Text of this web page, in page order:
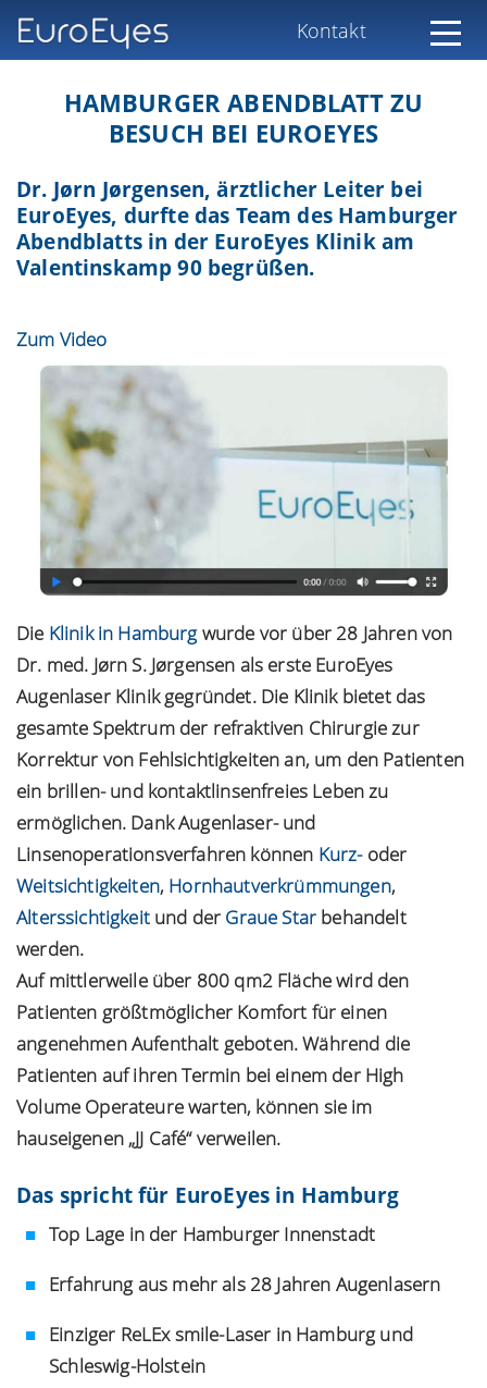
Kontakt
HAMBURGER ABENDBLATT ZU
BESUCH BEI EUROEYES
Dr. Jørn Jørgensen, ärztlicher Leiter bei
EuroEyes, durfte das Team des Hamburger
Abendblatts in der EuroEyes Klinik am
Valentinskamp 90 begrüßen.
Zum Video
Die Klinik in Hamburgwurde vor über 28 Jahren von
Dr. med. Jørn S. Jørgensen als erste EuroEyes
Augenlaser Klinik gegründet. Die Klinik bietet das
gesamte Spektrum der refraktiven Chirurgie zur
Korrektur von Fehlsichtigkeiten an, um den Patienten
ein brillen- und kontaktlinsenfreies Leben zu
ermöglichen. Dank Augenlaser- und
Linsenoperationsverfahren können Kurz-oder
Weitsichtigkeiten, Hornhautverkrümmungen,
Alterssichtigkeitund der Graue Star behandelt
werden.
Auf mittlerweile über 800 qm2 Fläche wird den
Patienten größtmöglicher Komfort für einen
angenehmen Aufenthalt geboten. Während die
Patienten auf ihren Termin bei einem der High
Volume Operateure warten, können sie im
hauseigenen „JJ Café“ verweilen.
Das spricht für EuroEyes in Hamburg
Top Lage in der Hamburger Innenstadt
Erfahrung aus mehr als 28 Jahren Augenlasern
Einziger ReLEx smile-Laser in Hamburg und
Schleswig-Holstein